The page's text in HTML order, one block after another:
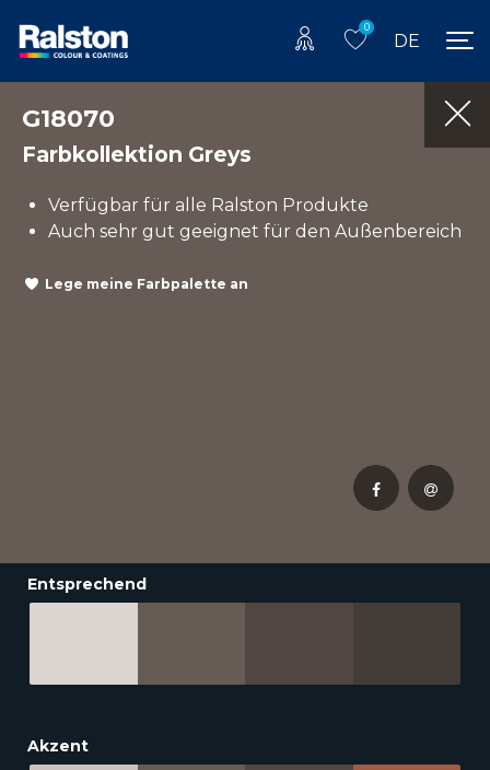
0
DE
G18070
Farbkollektion Greys
Verfügbar für alle Ralston Produkte
Auch sehr gut geeignet für den Außenbereich
Lege meine Farbpalette an
Entsprechend
Akzent